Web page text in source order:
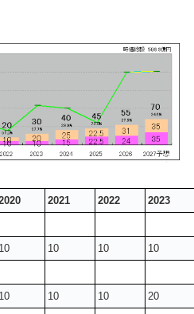
2021 2022
2023
10 10 10
10
10 10 10
20